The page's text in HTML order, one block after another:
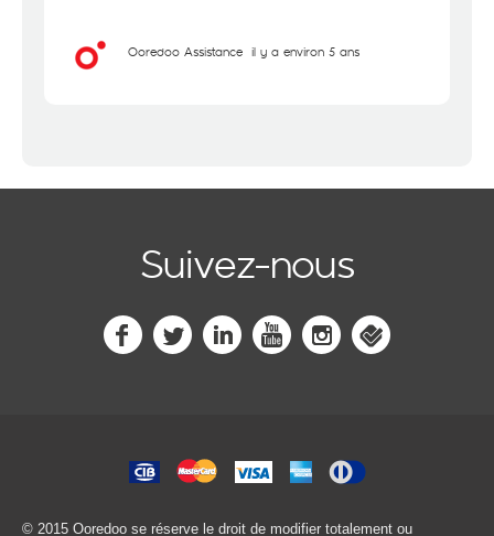
Ooredoo Assistance il y a environ 5 ans
Suivez-nous
© 2015 Ooredoo se réserve le droit de modifier totalement ou